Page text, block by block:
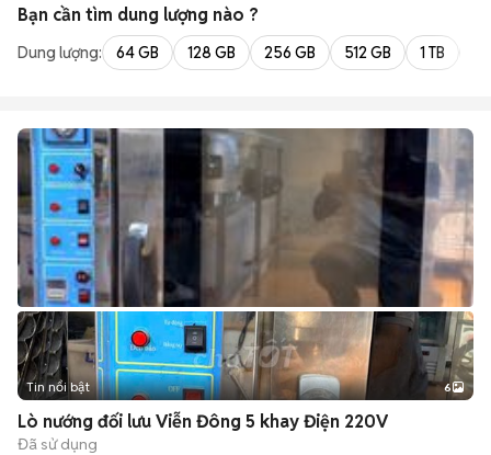
Bạn cần tìm dung lượng nào ?
Dung lượng: 64 GB 128 GB 256 GB 512 GB 1 TB
+2
Tin nổi bật 6
Lò nướng đối lưu Viễn Đông 5 khay Điện 220V
Đã sử dụng